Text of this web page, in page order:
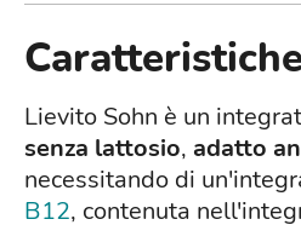
Caratteristiche
Lievito Sohn è un
senza lattosio, adatto
necessitando di
B12, contenuta